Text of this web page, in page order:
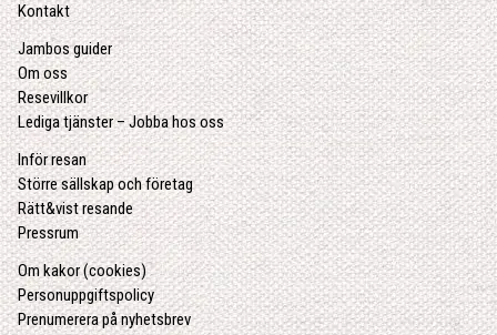
Kontakt
Jambos guider
Om oss
Resevillkor
Lediga tjänster – Jobba hos oss
Inför resan
Större sällskap och företag
Rätt&vist resande
Pressrum
Om kakor (cookies)
Personuppgiftspolicy
Prenumerera på nyhetsbrev